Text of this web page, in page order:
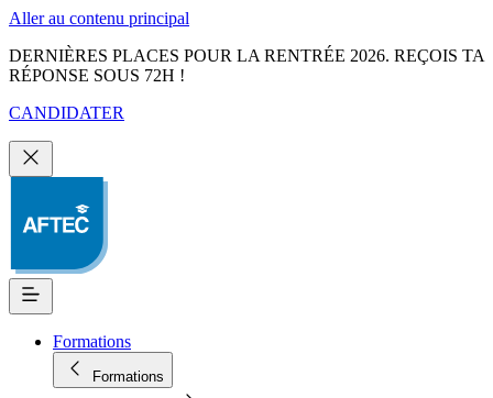
Aller au contenu principal
DERNIÈRES PLACES POUR LA RENTRÉE 2026. REÇOIS TA
RÉPONSE SOUS 72H !
CANDIDATER
Formations
Formations